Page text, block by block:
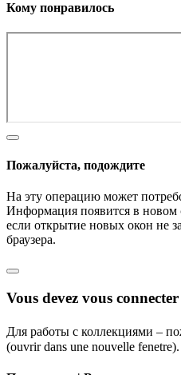
Кому понравилось
Пожалуйста, подождите
На эту операцию может
Информация появится в новом
если открытие новых окон не
браузера.
Vous devez vous connecter
Для работы с коллекциями –
(ouvrir dans une nouvelle fenetre).